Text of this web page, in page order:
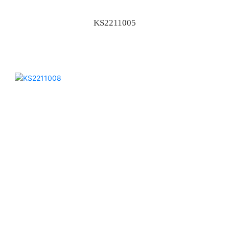
KS2211005